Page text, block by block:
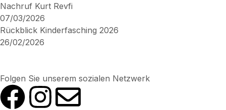
Nachruf Kurt Revfi
07/03/2026
Rückblick Kinderfasching 2026
26/02/2026
Folgen Sie unserem sozialen Netzwerk